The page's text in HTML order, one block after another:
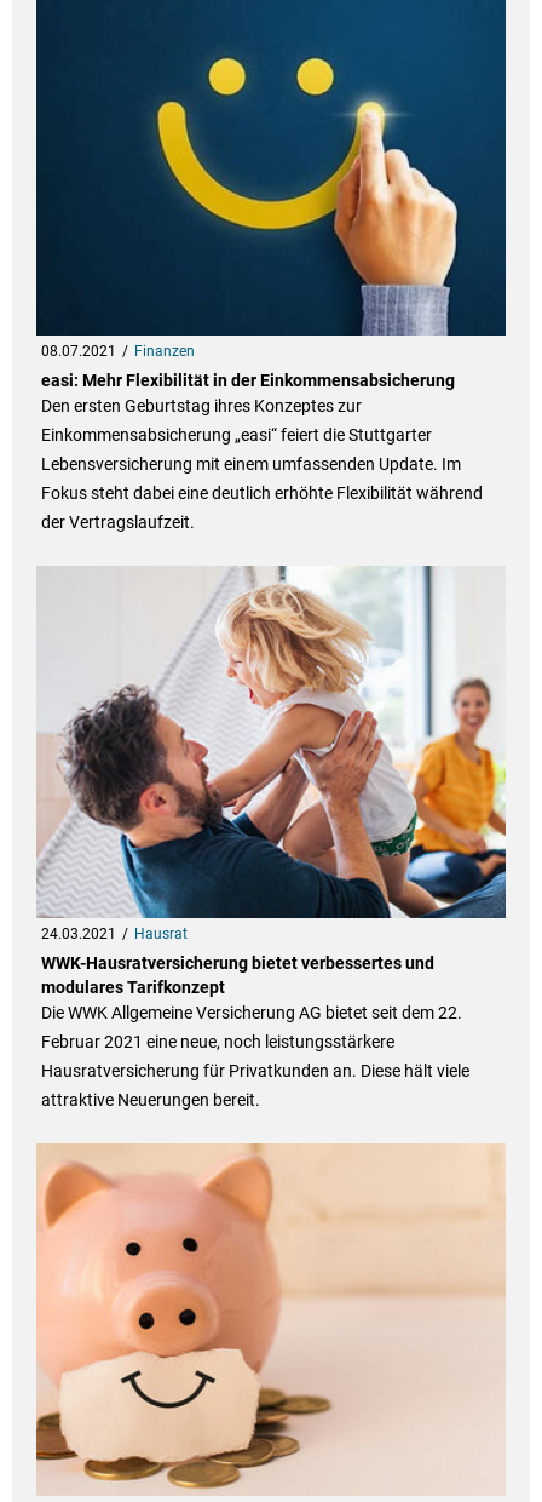
08.07.2021 Finanzen
easi: Mehr Flexibilität in der Einkommensabsicherung
Den ersten Geburtstag ihres Konzeptes zur
Einkommensabsicherung „easi“ feiert die Stuttgarter
Lebensversicherung mit einem umfassenden Update. Im
Fokus steht dabei eine deutlich erhöhte Flexibilität während
der Vertragslaufzeit.
24.03.2021 Hausrat
WWK-Hausratversicherung bietet verbessertes und
modulares Tarifkonzept
Die WWK Allgemeine Versicherung AG bietet seit dem 22.
Februar 2021 eine neue, noch leistungsstärkere
Hausratversicherung für Privatkunden an. Diese hält viele
attraktive Neuerungen bereit.